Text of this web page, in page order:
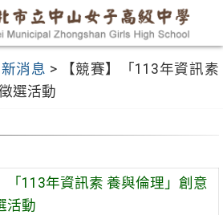
消息 >
【競賽】「113年資訊素
選活動
「113年資訊素 養與倫理」創意
活動